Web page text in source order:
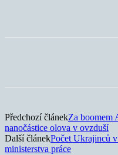
Předchozí článekZa boomem
nanočástice olova v ovzduší
Další článekPočet Ukrajinců
ministerstva práce